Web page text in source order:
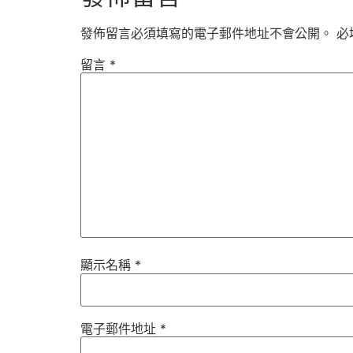
發佈留言必須填寫的電子郵件地址不會公開。 必
留言 *
顯示名稱 *
電子郵件地址 *